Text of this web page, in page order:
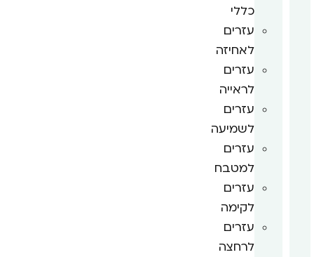
כללי
עזרים
לאחיזה
עזרים
לראייה
עזרים
לשמיעה
עזרים
למטבח
עזרים
לקימה
עזרים
לרחצה